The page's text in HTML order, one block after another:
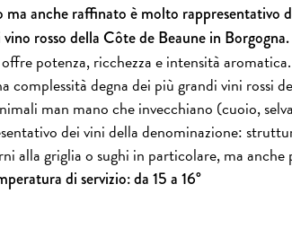
anche raffinato è molto rappresentativo
rosso della Côte de Beaune in Borgogna.
potenza, ricchezza e intensità aromatica.
degna dei più grandi vini rossi
man mano che invecchiano (cuoio,
dei vini della denominazione:
alla griglia o sughi in particolare, ma anche
di servizio: da 15 a 16°